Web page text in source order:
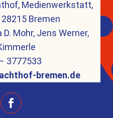
Medienwerkstatt,
Bremen
Mohr, Jens Werner,
3777533
bremen.de